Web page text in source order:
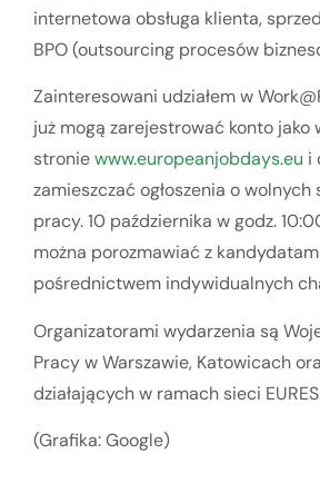
internetowa obsługa klienta,
BPO (outsourcing procesów
Zainteresowani udziałem w
już mogą zarejestrować konto jako
stroniewww.europeanjobdays.eu i
zamieszczać ogłoszenia o
pracy. 10 października w godz.
można porozmawiać z
pośrednictwem indywidualnych
Organizatorami wydarzenia są
Pracy w Warszawie, Katowicach
działających w ramach sieci
(Grafika: Google)